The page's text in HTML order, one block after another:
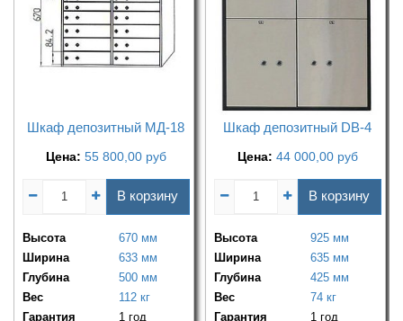
Шкаф депозитный МД-18
Цена: 55 800,00 руб
В корзину
Высота
670 мм
Ширина
633 мм
Глубина
500 мм
Вес
112 кг
Гарантия
1 год
Шкаф депозитный DB-4
Цена: 44 000,00 руб
В корзину
Высота
925 мм
Ширина
635 мм
Глубина
425 мм
Вес
74 кг
Гарантия
1 год